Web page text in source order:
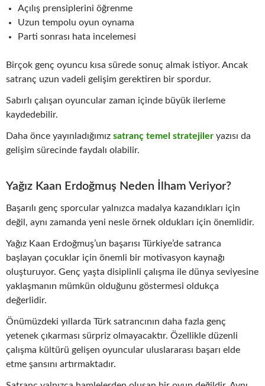
Açılış prensiplerini öğrenme
Uzun tempolu oyun oynama
Parti sonrası hata incelemesi
Birçok genç oyuncu kısa sürede sonuç almak istiyor. Ancak
satranç uzun vadeli gelişim gerektiren bir spordur.
Sabırlı çalışan oyuncular zaman içinde büyük ilerleme
kaydedebilir.
Daha önce yayınladığımız satranç temel stratejiler yazısı da
gelişim sürecinde faydalı olabilir.
Yağız Kaan Erdoğmuş Neden İlham Veriyor?
Başarılı genç sporcular yalnızca madalya kazandıkları için
değil, aynı zamanda yeni nesle örnek oldukları için önemlidir.
Yağız Kaan Erdoğmuş’un başarısı Türkiye’de satranca
başlayan çocuklar için önemli bir motivasyon kaynağı
oluşturuyor. Genç yaşta disiplinli çalışma ile dünya seviyesine
yaklaşmanın mümkün olduğunu göstermesi oldukça
değerlidir.
Önümüzdeki yıllarda Türk satrancının daha fazla genç
yetenek çıkarması sürpriz olmayacaktır. Özellikle düzenli
çalışma kültürü gelişen oyuncular uluslararası başarı elde
etme şansını artırmaktadır.